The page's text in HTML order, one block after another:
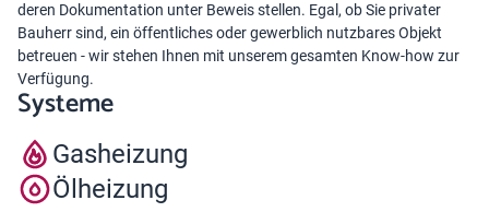
deren Dokumentation unter Beweis stellen. Egal, ob Sie privater
Bauherr sind, ein öffentliches oder gewerblich nutzbares Objekt
betreuen - wir stehen Ihnen mit unserem gesamten Know-how zur
Verfügung.
Systeme
Gasheizung
Ölheizung